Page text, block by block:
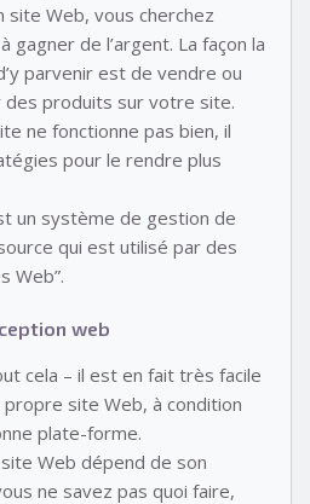
site Web, vous cherchez
gagner de l’argent. La façon la
parvenir est de vendre ou
produits sur votre site.
ne fonctionne pas bien, il
pour le rendre plus
un système de gestion de
qui est utilisé par des
Web”.
web
cela – il est en fait très facile
site Web, à condition
plate-forme.
site Web dépend de son
ne savez pas quoi faire,